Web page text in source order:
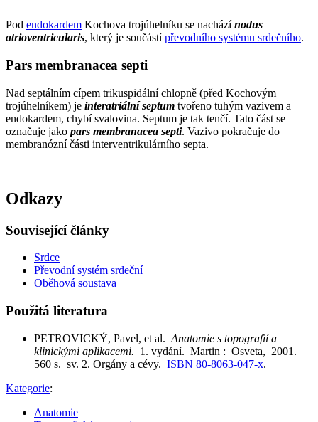
Pod endokardem Kochova trojúhelníku se nacházínodus
atrioventricularis, který je součástípřevodního systému srdečního.
Pars membranacea septi
Nad septálním cípem trikuspidální chlopně (před Kochovým
trojúhelníkem) je interatriální septum tvořeno tuhým vazivem a
endokardem, chybí svalovina. Septum je tak tenčí. Tato část se
označuje jako pars membranacea septi. Vazivo pokračuje do
membranózní části interventrikulárního septa.
Odkazy
Související články
Srdce
Převodní systém srdeční
Oběhová soustava
Použitá literatura
PETROVICKÝ, Pavel, et al. Anatomie s topografií a
klinickými aplikacemi. 1. vydání. Martin : Osveta, 2001.
560 s. sv. 2. Orgány a cévy. ISBN 80-8063-047-x.
Kategorie:
Anatomie